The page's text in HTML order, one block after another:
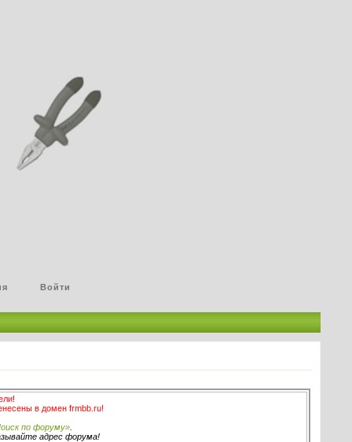
Войти
в домен frmbb.ru!
по форуму».
адрес форума!